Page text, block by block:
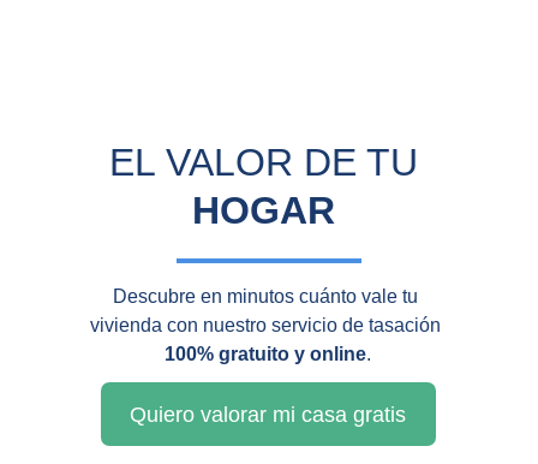
EL VALOR DE TU
HOGAR
Quiero valorar mi casa gratis
Descubre en minutos cuánto vale tu
vivienda con nuestro servicio de tasación
100% gratuito y online.